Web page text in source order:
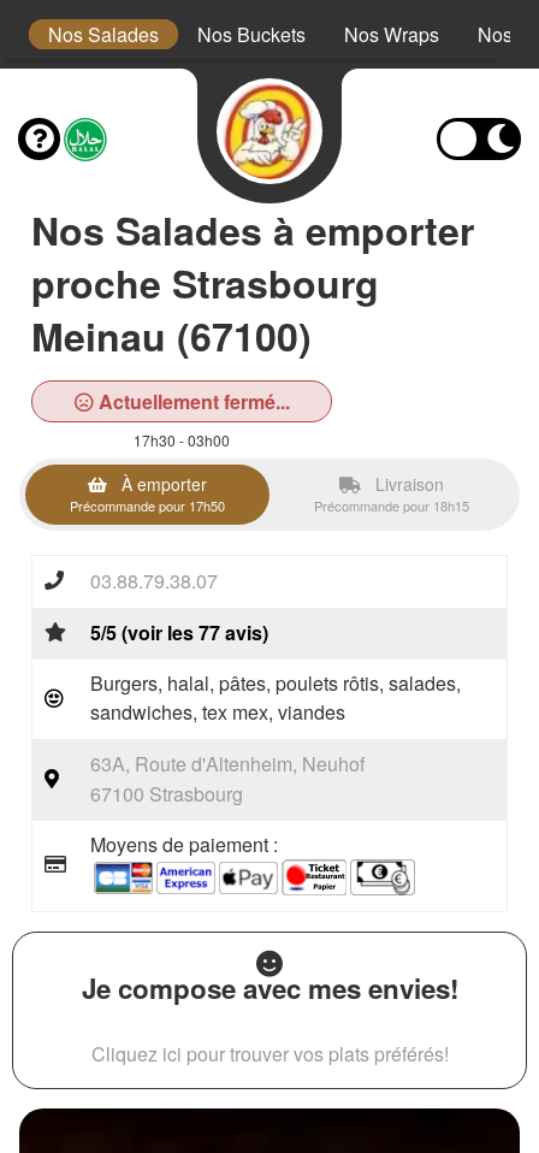
Nos Salades Nos Buckets Nos Wraps Nos
Nos Salades à emporter
proche Strasbourg
Meinau (67100)
Actuellement fermé...
17h30 - 03h00
À emporter
Précommande pour 17h50
Livraison
Précommande pour 18h15
03.88.79.38.07
5/5 (voir les 77 avis)
Burgers, halal, pâtes, poulets rôtis, salades,
sandwiches, tex mex, viandes
63A, Route d'Altenheim, Neuhof
67100 Strasbourg
Moyens de paiement :
Je compose avec mes envies!
Cliquez ici pour trouver vos plats préférés!